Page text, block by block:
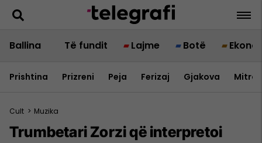
Ballina Të fundit Lajme Botë
Prishtina Prizreni Peja Ferizaj Gjakova
Cult > Muzika
Trumbetari Zorzi që interpretoi